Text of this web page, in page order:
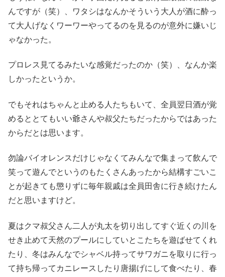
んですが（笑）、ワタシはなんかそういう大人が酒に酔っ
て大人げなくワーワーやってるのを見るのが意外に嫌いじ
ゃなかった。
プロレス見てるみたいな感覚だったのか（笑）、なんか楽
しかったというか。
でもそれはちゃんと止める人たちもいて、全員翌日酒が覚
めるととてもいい爺さんや叔父たちだったからではあった
からだとは思います。
勿論バイオレンスだけじゃなくてみんなで集まって飲んで
笑って遊んでというのもたくさんあったから結構すごいこ
とが起きても懲りずに毎年親戚は全員田舎に行き続けたん
だと思いますけど。
夏はクマ叔父さん二人が丸太を切り出してすぐ近くの川を
せき止めて天然のプールにしていとこたちを遊ばせてくれ
たり、冬はみんなでシャベル持ってサワガニを取りに行っ
て持ち帰ってカニレースしたり唐揚げにして食べたり、春